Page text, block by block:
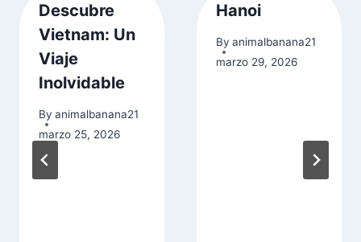
Descubre
Vietnam: Un
Viaje
Inolvidable
By animalbanana21
marzo 25, 2026
Hanoi
By animalbanana21
marzo 29, 2026